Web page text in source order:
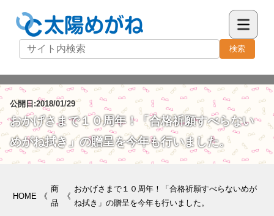
検索
公開日:2018/01/29
おかげさまで１０周年！「合格祈願すべらない
めがね拭き」の贈呈を今年も行いました。
HOME 《
商
品
《
おかげさまで１０周年！「合格祈願すべらないめが
ね拭き」の贈呈を今年も行いました。